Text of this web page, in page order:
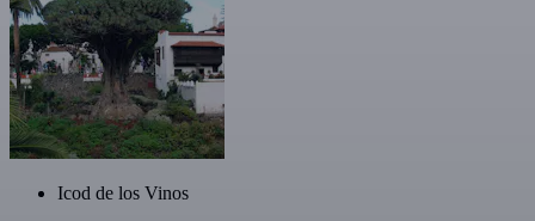
Icod de los Vinos